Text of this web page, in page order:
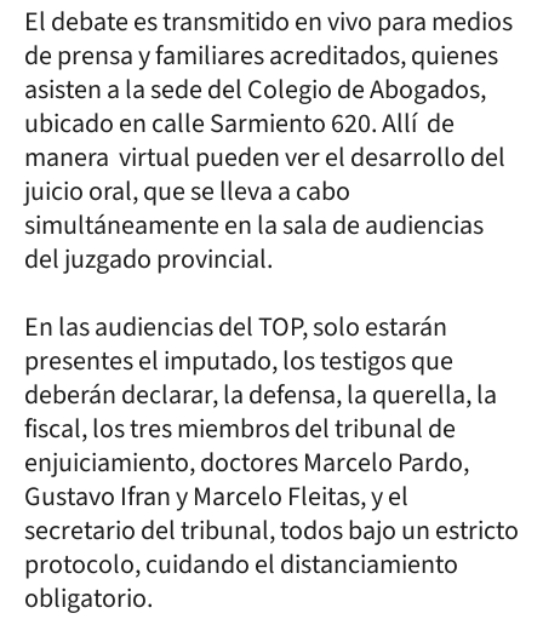
El debate es transmitido en vivo para medios
de prensa y familiares acreditados, quienes
asisten a la sede del Colegio de Abogados,
ubicado en calle Sarmiento 620. Allí de
manera virtual pueden ver el desarrollo del
juicio oral, que se lleva a cabo
simultáneamente en la sala de audiencias
del juzgado provincial.
En las audiencias del TOP, solo estarán
presentes el imputado, los testigos que
deberán declarar, la defensa, la querella, la
fiscal, los tres miembros del tribunal de
enjuiciamiento, doctores Marcelo Pardo,
Gustavo Ifran y Marcelo Fleitas, y el
secretario del tribunal, todos bajo un estricto
protocolo, cuidando el distanciamiento
obligatorio.